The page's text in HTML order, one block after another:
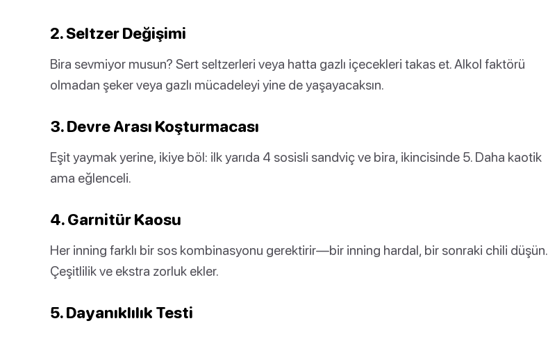
2. Seltzer Değişimi
Bira sevmiyor musun? Sert seltzerleri veya hatta gazlı içecekleri takas et. Alkol faktörü
olmadan şeker veya gazlı mücadeleyi yine de yaşayacaksın.
3. Devre Arası Koşturmacası
Eşit yaymak yerine, ikiye böl: ilk yarıda 4 sosisli sandviç ve bira, ikincisinde 5. Daha kaotik
ama eğlenceli.
4. Garnitür Kaosu
Her inning farklı bir sos kombinasyonu gerektirir—bir inning hardal, bir sonraki chili düşün.
Çeşitlilik ve ekstra zorluk ekler.
5. Dayanıklılık Testi